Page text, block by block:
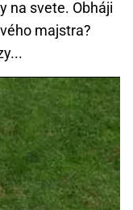
na svete. Obháji
majstra?